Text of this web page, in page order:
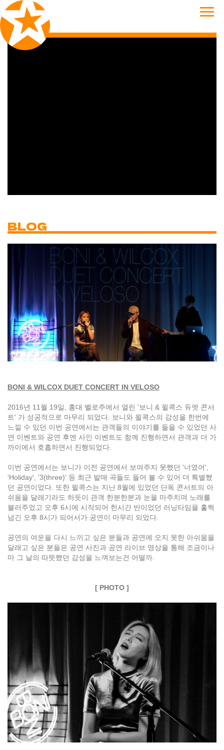
BLOG
BONI & WILCOX DUET CONCERT IN VELOSO
2016년 11월 19일, 홍대 벨로주에서 열린 '보니 & 윌콕스 듀엣 콘서
트' 가 성공적으로 마무리 되었다. 보니와 윌콕스의 감성을 한번에
느낄 수 있던 이번 공연에서는 관객들의 이야기를 들을 수 있었던 사
연 이벤트와 공연 후엔 사인 이벤트도 함께 진행하면서 관객과 더 가
까이에서 호흡하면서 진행되었다.
이번 공연에서는 보니가 이전 공연에서 보여주지 못했던 '너였어',
'Holiday', '3(three)' 등 최근 발매 곡들도 들어 볼 수 있어 더 특별했
던 공연이었다. 또한 윌콕스는 지난 8월에 있었던 단독 콘서트의 아
쉬움을 달래기라도 하듯이 관객 한분한분과 눈을 마주치며 노래를
불러주었고 오후 6시에 시작되어 한시간 반이었던 러닝타임을 훌쩍
넘긴 오후 8시가 되어서가 공연이 마무리 되었다.
공연의 여운을 다시 느끼고 싶은 분들과 공연에 오지 못한 아쉬움을
달래고 싶은 분들은 공연 사진과 공연 라이브 영상을 통해 조금이나
마 그 날의 따뜻했던 감성을 느껴보는건 어떨까.
[ PHOTO ]